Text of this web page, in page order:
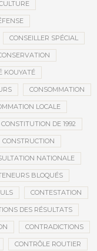
CONSEILLER SPÉCIAL
KOUYATÉ
CONSOMMATION
LOCALE
CONSTITUTION DE 1992
CONSTRUCTION
NATIONALE
BLOQUÉS
CONTESTATION
DES RÉSULTATS
CONTRADICTIONS
CONTRÔLE ROUTIER